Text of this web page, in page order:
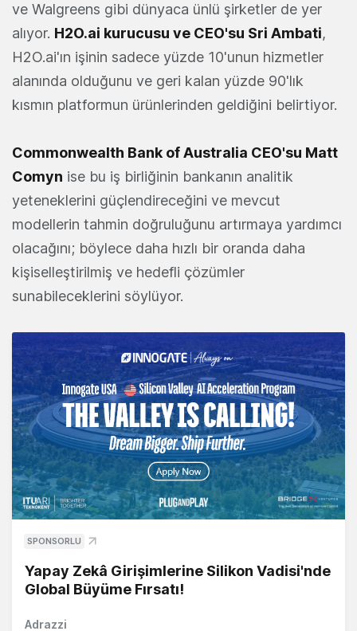
ve Walgreens gibi dünyaca ünlü şirketler de yer
alıyor. H2O.ai kurucusu ve CEO'su Sri Ambati,
H2O.ai'ın işinin sadece yüzde 10'unun hizmetler
alanında olduğunu ve geri kalan yüzde 90'lık
kısmın platformun ürünlerinden geldiğini belirtiyor.
Commonwealth Bank of Australia CEO'su Matt
Comyn ise bu iş birliğinin bankanın analitik
yeteneklerini güçlendireceğini ve mevcut
modellerin tahmin doğruluğunu artırmaya yardımcı
olacağını; böylece daha hızlı bir oranda daha
kişiselleştirilmiş ve hedefli çözümler
sunabileceklerini söylüyor.
SPONSORLU
Yapay Zekâ Girişimlerine Silikon Vadisi'nde
Global Büyüme Fırsatı!
Adrazzi